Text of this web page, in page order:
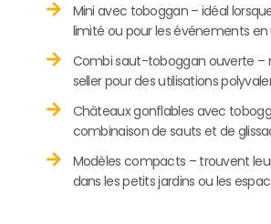
Mini avec toboggan – idéal
limité ou pour les événements en
Combi saut-toboggan ouverte –
seller pour des utilisations
Châteaux gonflables avec
combinaison de sauts et de
Modèles compacts – trouvent
dans les petits jardins ou les